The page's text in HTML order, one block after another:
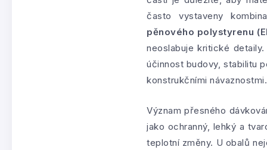
často vystaveny
pěnového polystyrenu
neoslabuje kritické
účinnost budovy, stabilitu
konstrukčními návaznostmi.
Význam přesného
jako ochranný, lehký a
teplotní změny. U obalů